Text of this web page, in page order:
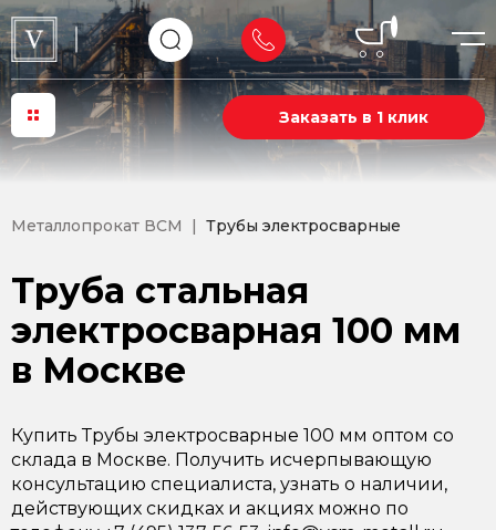
Заказать в 1 клик
Металлопрокат ВСМ Трубы электросварные
Труба стальная
электросварная 100 мм
в Москве
Купить Трубы электросварные 100 мм оптом со
склада в Москве. Получить исчерпывающую
консультацию специалиста, узнать о наличии,
действующих скидках и акциях можно по